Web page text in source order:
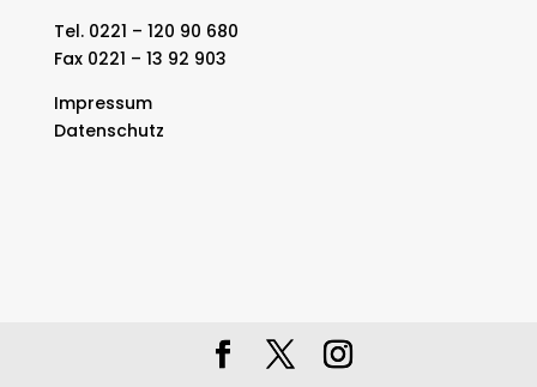
Tel. 0221 – 120 90 680
Fax 0221 – 13 92 903
Impressum
Datenschutz